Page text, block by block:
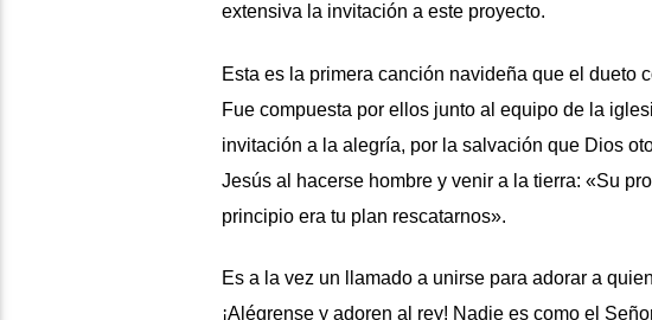
extensiva la invitación a este proyecto.
Esta es la primera canción navideña que el dueto
Fue compuesta por ellos junto al equipo de la
invitación a la alegría, por la salvación que Dios
Jesús al hacerse hombre y venir a la tierra: «Su
principio era tu plan rescatarnos».
Es a la vez un llamado a unirse para adorar a
¡Alégrense y adoren al rey! Nadie es como el